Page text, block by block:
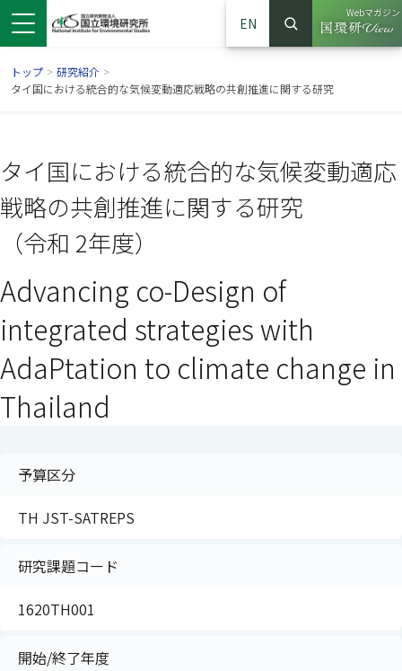
ドウで開きます）
ンドウで開きます）
ウインドウで開きます）
EN
サイト内検索
検索
Webマガジン
（別ウイ
トップ > 研究紹介 >
タイ国における統合的な気候変動適応戦略の共創推進に関する研究
タイ国における統合的な気候変動適応
戦略の共創推進に関する研究
（令和 2年度）
Advancing co-Design of
integrated strategies with
AdaPtation to climate change in
Thailand
予算区分
TH JST-SATREPS
研究課題コード
1620TH001
開始/終了年度